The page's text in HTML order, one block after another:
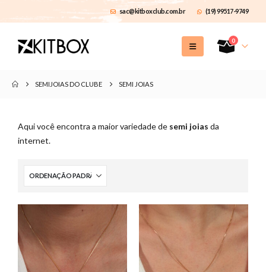
sac@kitboxclub.com.br (19) 99517-9749
0
SEMIJOIAS DO CLUBE SEMI JOIAS
Aqui você encontra a maior variedade de semi joias da
internet.